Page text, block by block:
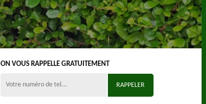
ON VOUS RAPPELLE GRATUITEMENT